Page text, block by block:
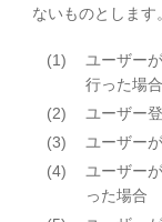
ないものとします。
(1)
ユーザー
行った場合
(2)
ユーザー
(3)
ユーザー
(4)
ユーザー
った場合